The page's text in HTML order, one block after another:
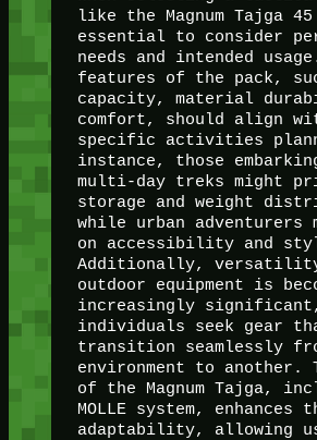
like the Magnum Tajga
essential to consider
needs and intended
features of the pack,
capacity, material
comfort, should align
specific activities
instance, those
multi-day treks might
storage and weight
while urban adventurers
on accessibility and
Additionally,
outdoor equipment is
increasingly significant,
individuals seek gear
transition seamlessly
environment to another.
of the Magnum Tajga,
MOLLE system, enhances
adaptability, allowing